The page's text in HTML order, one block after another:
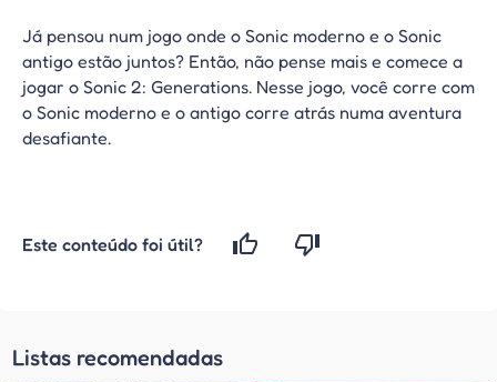
Já pensou num jogo onde o Sonic moderno e o Sonic
antigo estão juntos? Então, não pense mais e comece a
jogar o Sonic 2: Generations. Nesse jogo, você corre com
o Sonic moderno e o antigo corre atrás numa aventura
desafiante.
Este conteúdo foi útil?
Listas recomendadas